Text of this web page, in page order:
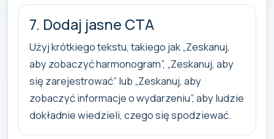
7. Dodaj jasne CTA
Użyj krótkiego tekstu, takiego jak „Zeskanuj,
aby zobaczyć harmonogram”, „Zeskanuj, aby
się zarejestrować” lub „Zeskanuj, aby
zobaczyć informacje o wydarzeniu”, aby ludzie
dokładnie wiedzieli, czego się spodziewać.